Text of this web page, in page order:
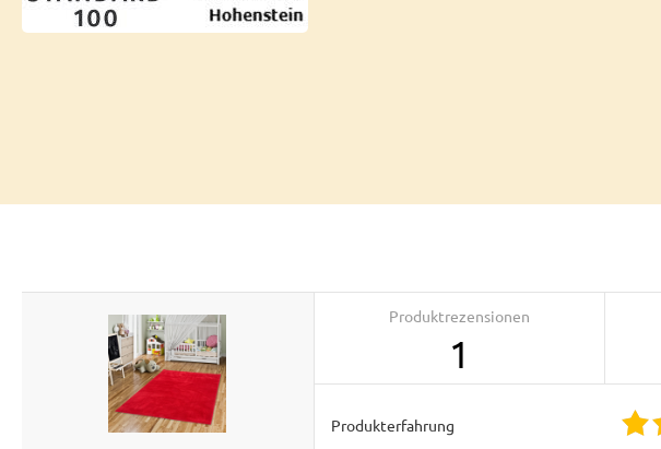
Produktrezensionen
1
Produkterfahrung